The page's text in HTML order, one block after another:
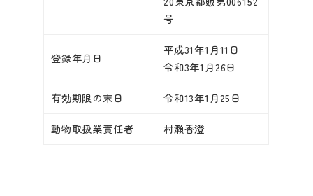
号
登録年月日
平成31年1月11日
令和3年1月26日
有効期限の末日 令和13年1月25日
動物取扱業責任者 村瀬香澄